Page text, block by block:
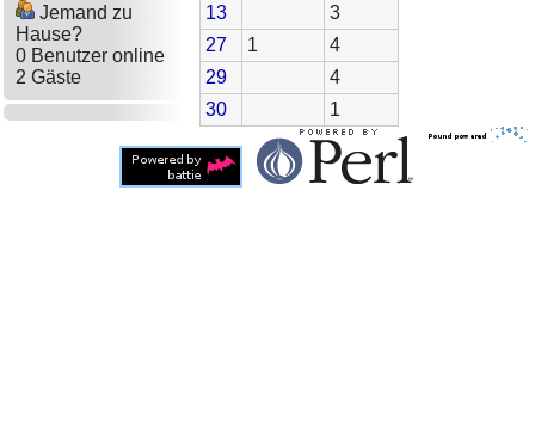
Jemand zu
Hause?
0 Benutzer online
2 Gäste
13
3
27
1
4
29
4
30
1